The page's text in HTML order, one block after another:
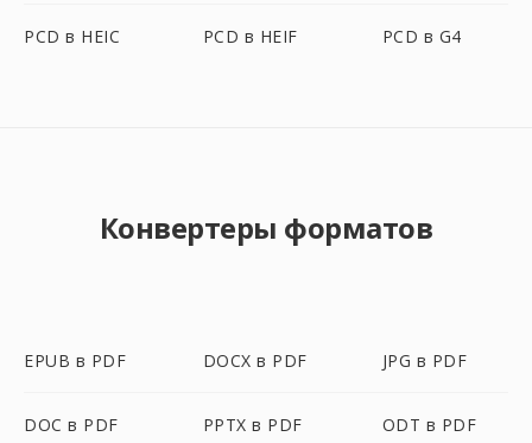
PCD в HEIC PCD в HEIF PCD в G4
Конвертеры форматов
EPUB в PDF DOCX в PDF JPG в PDF
DOC в PDF PPTX в PDF ODT в PDF